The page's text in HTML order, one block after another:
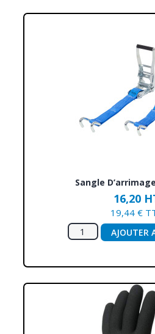
Sangle
16,20
19,44 €
AJOUTER